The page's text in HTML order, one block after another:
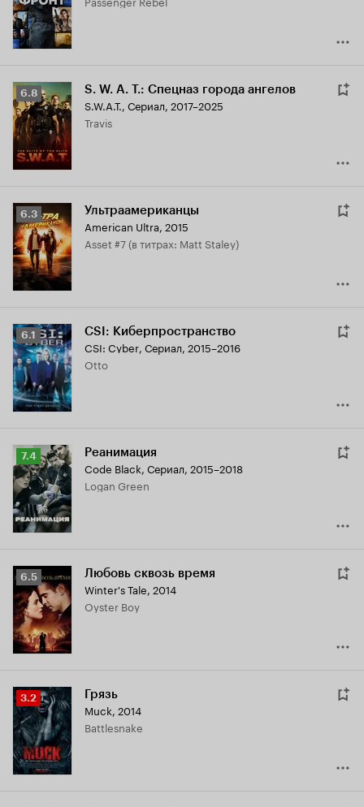
7.3
Рейтинг
Кинопоиска
6.8
6.8 S. W. A. T.: Спецназ города ангелов
S.W.A.T., Сериал, 2017–2025
Travis
Рейтинг
Кинопоиска
6.3
6.3 Ультраамериканцы
American Ultra, 2015
Asset #7 (в титрах: Matt Staley)
Рейтинг
Кинопоиска
6.1
6.1 CSI: Киберпространство
CSI: Cyber, Сериал, 2015–2016
Otto
Рейтинг
Кинопоиска
7.4
7.4 Реанимация
Code Black, Сериал, 2015–2018
Logan Green
Рейтинг
Кинопоиска
6.5
6.5 Любовь сквозь время
Winter's Tale, 2014
Oyster Boy
Рейтинг
Кинопоиска
3.2
3.2 Грязь
Muck, 2014
Battlesnake